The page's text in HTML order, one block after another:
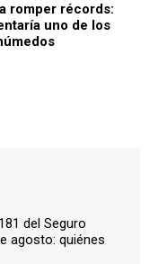
romper récords:
uno de los
del Seguro
agosto: quiénes